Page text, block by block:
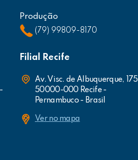
Produção
(79) 99809-8170
Filial Recife
Av. Visc. de Albuquerque, 175
50000-000 Recife -
Pernambuco - Brasil
Ver no mapa